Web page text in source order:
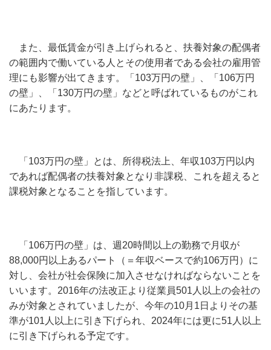
また、最低賃金が引き上げられると、扶養対象の配偶者
の範囲内で働いている人とその使用者である会社の雇用管
理にも影響が出てきます。「103万円の壁」、「106万円
の壁」、「130万円の壁」などと呼ばれているものがこれ
にあたります。
「103万円の壁」とは、所得税法上、年収103万円以内
であれば配偶者の扶養対象となり非課税、これを超えると
課税対象となることを指しています。
「106万円の壁」は、週20時間以上の勤務で月収が
88,000円以上あるパート（＝年収ベースで約106万円）に
対し、会社が社会保険に加入させなければならないことを
いいます。2016年の法改正より従業員501人以上の会社の
みが対象とされていましたが、今年の10月1日よりその基
準が101人以上に引き下げられ、2024年には更に51人以上
に引き下げられる予定です。